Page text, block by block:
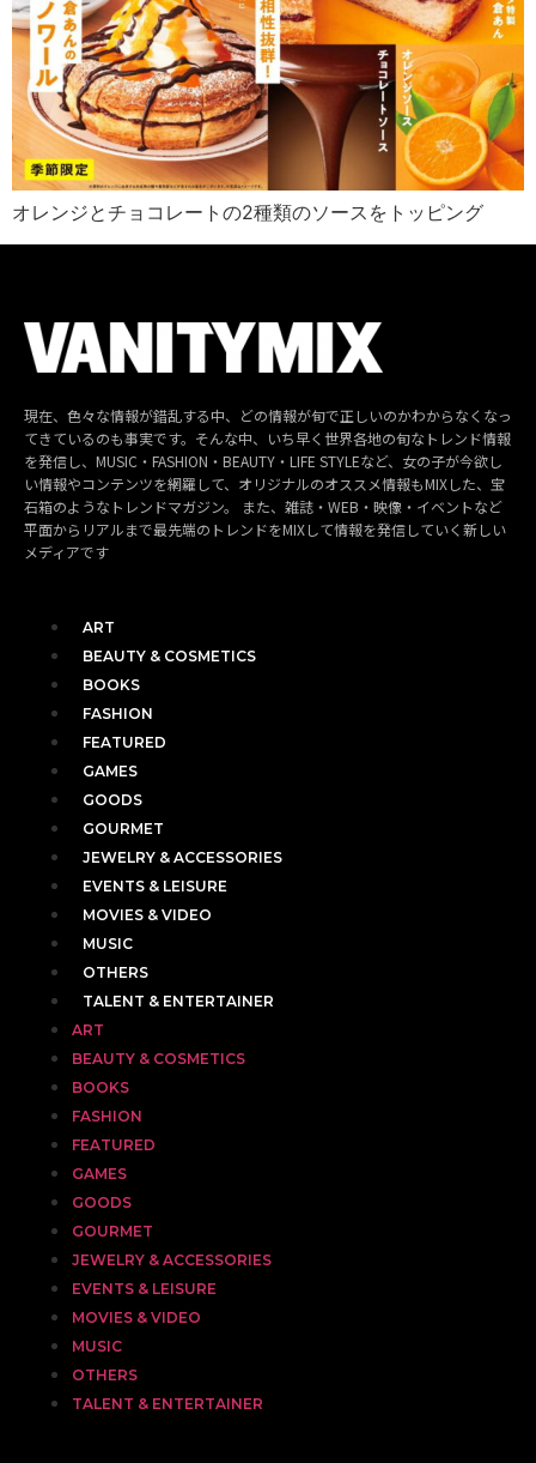
オレンジとチョコレートの2種類のソースをトッピング
現在、色々な情報が錯乱する中、どの情報が旬で正しいのかわからなくなっ
てきているのも事実です。そんな中、いち早く世界各地の旬なトレンド情報
を発信し、MUSIC・FASHION・BEAUTY・LIFE STYLEなど、女の子が今欲し
い情報やコンテンツを網羅して、オリジナルのオススメ情報もMIXした、宝
石箱のようなトレンドマガジン。 また、雑誌・WEB・映像・イベントなど
平面からリアルまで最先端のトレンドをMIXして情報を発信していく新しい
メディアです
ART
BEAUTY & COSMETICS
BOOKS
FASHION
FEATURED
GAMES
GOODS
GOURMET
JEWELRY & ACCESSORIES
EVENTS & LEISURE
MOVIES & VIDEO
MUSIC
OTHERS
TALENT & ENTERTAINER
ART
BEAUTY & COSMETICS
BOOKS
FASHION
FEATURED
GAMES
GOODS
GOURMET
JEWELRY & ACCESSORIES
EVENTS & LEISURE
MOVIES & VIDEO
MUSIC
OTHERS
TALENT & ENTERTAINER